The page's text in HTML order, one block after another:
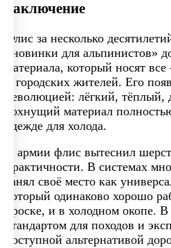
Заключение
Флис за несколько
«новинки для альпинистов»
материала, который носят
и городских жителей. Его
революцией: лёгкий,
сохнущий материал
одежде для холода.
В армии флис вытеснил
практичности. В системах
занял своё место как
который одинаково хорошо
броске, и в холодном окопе.
стандартом для походов и
доступной альтернативой